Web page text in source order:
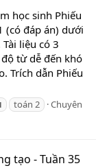
học sinh Phiếu
(có đáp án) dưới
liệu có 3
từ dễ đến khó
Trích dẫn Phiếu
toán 2
Chuyên
tạo - Tuần 35